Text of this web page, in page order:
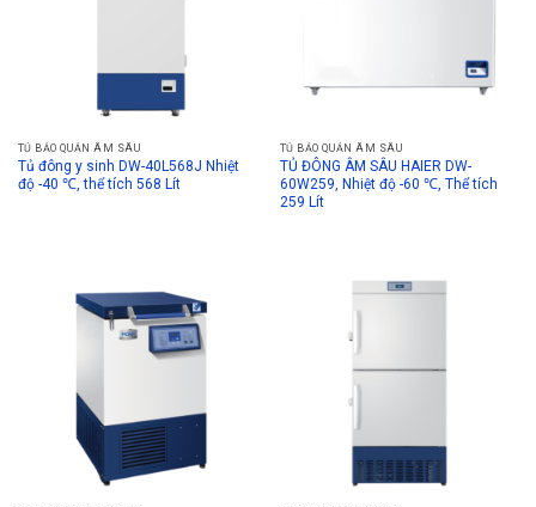
TỦ BẢO QUẢN ÂM SÂU
Tủ đông y sinh DW-40L568J Nhiệt
độ -40 ℃, thể tích 568 Lít
TỦ BẢO QUẢN ÂM SÂU
TỦ ĐÔNG ÂM SÂU HAIER DW-
60W259, Nhiệt độ -60 ℃, Thể tích
259 Lít